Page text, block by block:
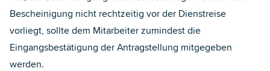
Bescheinigung nicht rechtzeitig vor der Dienstreise
vorliegt, sollte dem Mitarbeiter zumindest die
Eingangsbestätigung der Antragstellung mitgegeben
werden.